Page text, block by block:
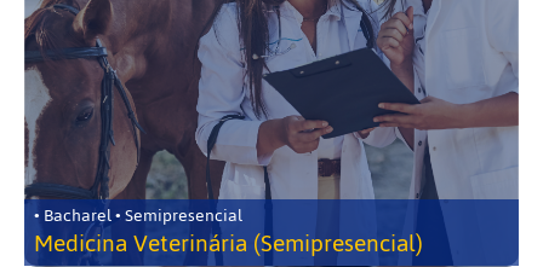
• Bacharel • Semipresencial
Medicina Veterinária (Semipresencial)